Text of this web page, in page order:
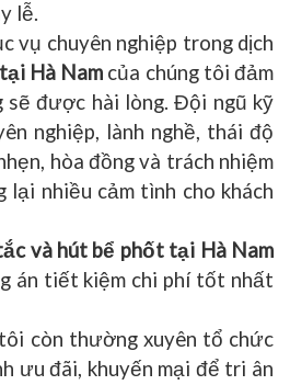
lễ.
vụ chuyên nghiệp trong dịch
Hà Nam của chúng tôi đảm
sẽ được hài lòng. Đội ngũ kỹ
nghiệp, lành nghề, thái độ
hòa đồng và trách nhiệm
lại nhiều cảm tình cho khách
và hút bể phốt tại Hà Nam
án tiết kiệm chi phí tốt nhất
còn thường xuyên tổ chức
ưu đãi, khuyến mại để tri ân